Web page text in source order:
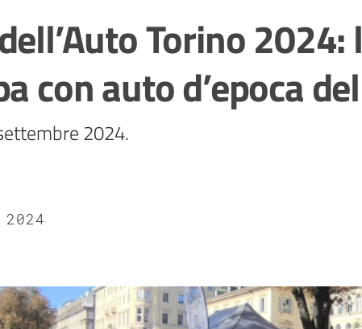
Torino
con auto d’epoca
2024.